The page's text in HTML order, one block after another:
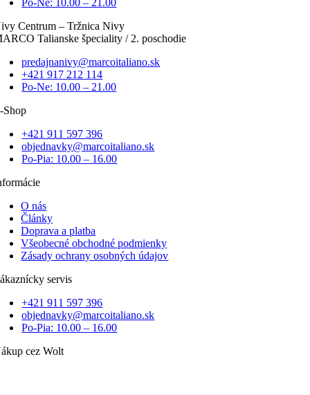
Po-Ne: 10.00 – 21.00
Centrum – Tržnica Nivy
Talianske špeciality / 2. poschodie
predajnanivy@marcoitaliano.sk
+421 917 212 114
Po-Ne: 10.00 – 21.00
Shop
+421 911 597 396
objednavky@marcoitaliano.sk
Po-Pia: 10.00 – 16.00
O nás
Články
Doprava a platba
Všeobecné obchodné podmienky
Zásady ochrany osobných údajov
servis
+421 911 597 396
objednavky@marcoitaliano.sk
Po-Pia: 10.00 – 16.00
cez Wolt